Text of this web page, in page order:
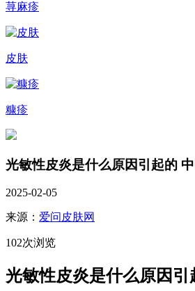
荨麻疹
皮肤
糠疹
光敏性皮炎是什么原因引起的
2025-02-05
来源： 爱问皮肤网
102次浏览
光敏性皮炎是什么原因引